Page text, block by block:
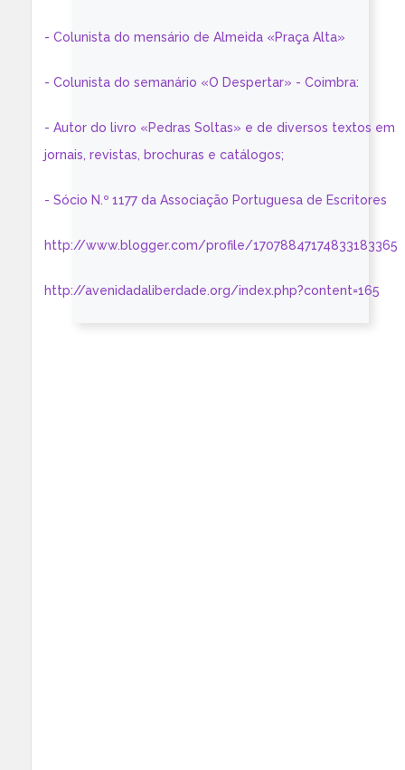
- Colunista do mensário de Almeida «Praça Alta»
- Colunista do semanário «O Despertar» - Coimbra:
- Autor do livro «Pedras Soltas» e de diversos textos em
jornais, revistas, brochuras e catálogos;
- Sócio N.º 1177 da Associação Portuguesa de Escritores
http://www.blogger.com/profile/17078847174833183365
http://avenidadaliberdade.org/index.php?content=165